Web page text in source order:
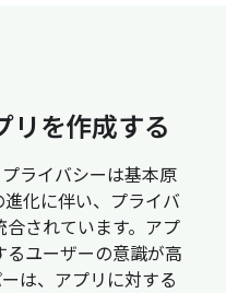
リを作成する
ライバシーは基本原
化に伴い、プライバ
されています。アプ
るユーザーの意識が高
は、アプリに対する